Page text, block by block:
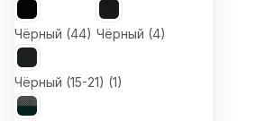
Чёрный (44) Чёрный (4)
Чёрный (15-21) (1)